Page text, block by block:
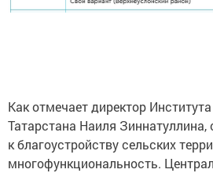
Как отмечает директор
Татарстана Наиля
к благоустройству сельских
многофункциональность.